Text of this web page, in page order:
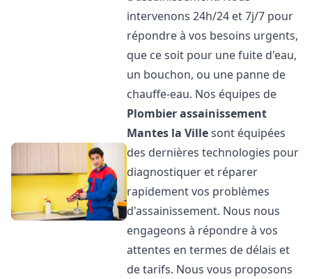
intervenons 24h/24 et 7j/7 pour
répondre à vos besoins urgents,
que ce soit pour une fuite d'eau,
un bouchon, ou une panne de
chauffe-eau. Nos équipes de
Plombier assainissement
Mantes la Villesont équipées
des dernières technologies pour
diagnostiquer et réparer
rapidement vos problèmes
d'assainissement. Nous nous
engageons à répondre à vos
attentes en termes de délais et
de tarifs. Nous vous proposons